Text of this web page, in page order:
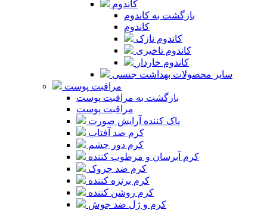
کاندوم
بازگشت به کاندوم
کاندوم
کاندوم نازک
کاندوم تاخیری
کاندوم خاردار
سایر محصولات بهداشت جنسی
مراقبت پوست
بازگشت به مراقبت پوست
مراقبت پوست
پاک کننده آرایش صورت
کرم ضد آفتاب
کرم دور چشم
کرم آبرسان و مرطوب کننده
کرم ضد چروک
کرم برنزه کننده
کرم روشن کننده
کرم و ژل ضد جوش